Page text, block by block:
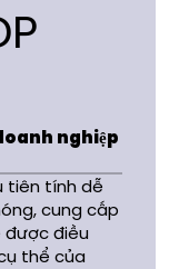
nghiệp
tiên tính dễ
cung cấp
điều
thể của